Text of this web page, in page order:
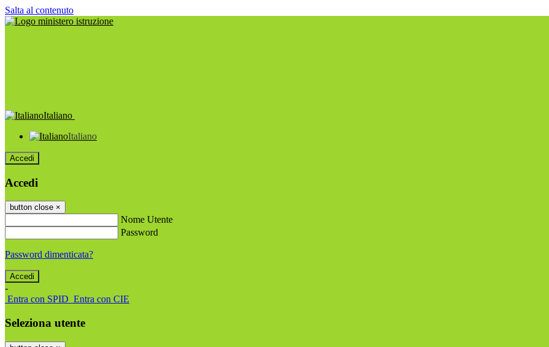
Salta al contenuto
Italiano
Italiano
Accedi
Accedi
button close ×
Nome Utente
Password
Password dimenticata?
-
Entra con SPID Entra con CIE
Seleziona utente